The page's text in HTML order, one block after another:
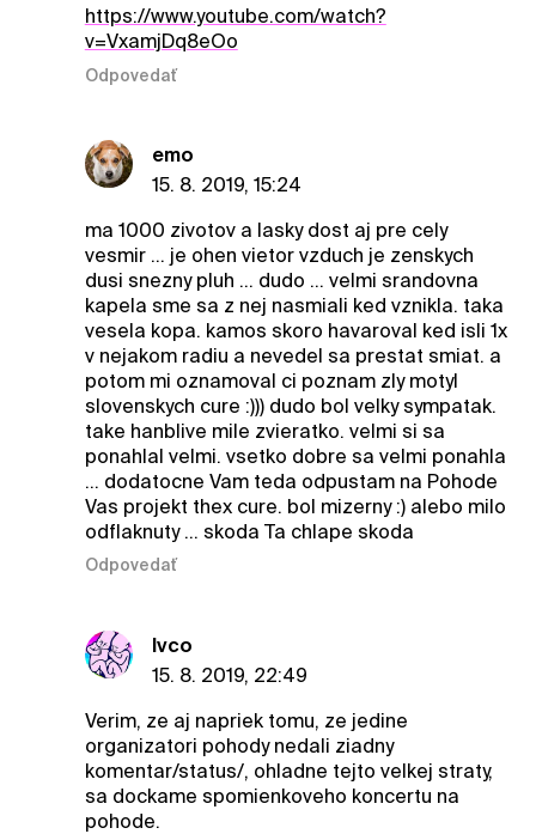
https://www.youtube.com/watch?
v=VxamjDq8eOo
Odpovedať
emo
15. 8. 2019, 15:24
ma 1000 zivotov a lasky dost aj pre cely
vesmir ... je ohen vietor vzduch je zenskych
dusi snezny pluh ... dudo ... velmi srandovna
kapela sme sa z nej nasmiali ked vznikla. taka
vesela kopa. kamos skoro havaroval ked isli 1x
v nejakom radiu a nevedel sa prestat smiat. a
potom mi oznamoval ci poznam zly motyl
slovenskych cure :))) dudo bol velky sympatak.
take hanblive mile zvieratko. velmi si sa
ponahlal velmi. vsetko dobre sa velmi ponahla
... dodatocne Vam teda odpustam na Pohode
Vas projekt thex cure. bol mizerny :) alebo milo
odflaknuty ... skoda Ta chlape skoda
Odpovedať
Ivco
15. 8. 2019, 22:49
Verim, ze aj napriek tomu, ze jedine
organizatori pohody nedali ziadny
komentar/status/, ohladne tejto velkej straty,
sa dockame spomienkoveho koncertu na
pohode.